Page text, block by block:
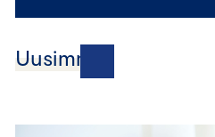
Uusimmat